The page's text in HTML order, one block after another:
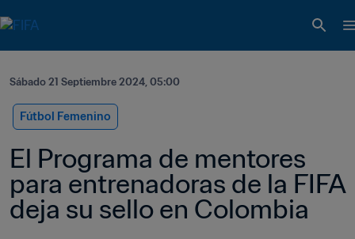
Sábado 21 Septiembre 2024, 05:00
Fútbol Femenino
El Programa de mentores
para entrenadoras de la FIFA
deja su sello en Colombia